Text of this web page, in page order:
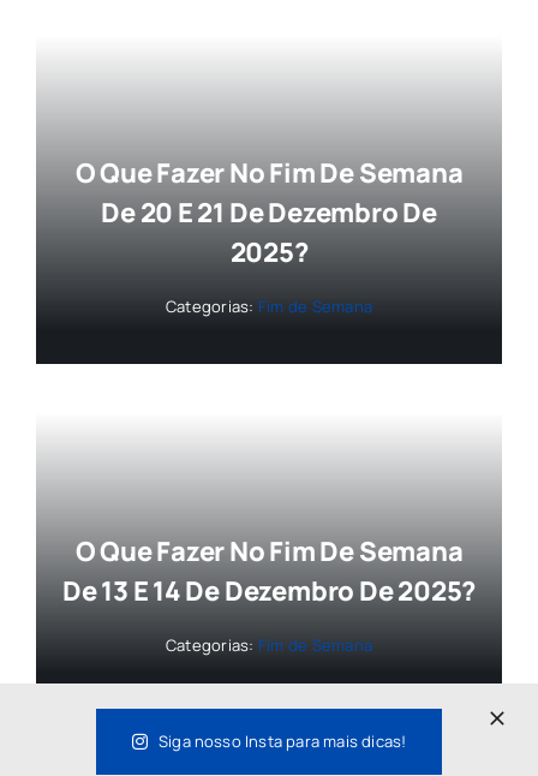
O Que Fazer No Fim De Semana
De 20 E 21 De Dezembro De
2025?
Categorias: Fim de Semana
O Que Fazer No Fim De Semana
De 13 E 14 De Dezembro De 2025?
Categorias: Fim de Semana
Siga nosso Insta para mais dicas!